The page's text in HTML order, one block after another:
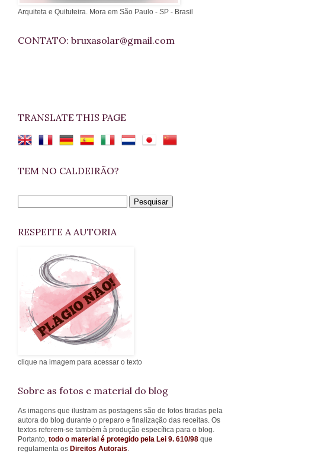
Arquiteta e Quituteira. Mora em São Paulo - SP - Brasil
CONTATO: bruxasolar@gmail.com
TRANSLATE THIS PAGE
TEM NO CALDEIRÃO?
RESPEITE A AUTORIA
clique na imagem para acessar o texto
Sobre as fotos e material do blog
As imagens que ilustram as postagens são de fotos tiradas pela
autora do blog durante o preparo e finalização das receitas. Os
textos referem-se também à produção específica para o blog.
Portanto, todo o material é protegido pela Lei 9. 610/98 que
regulamenta os Direitos Autorais.